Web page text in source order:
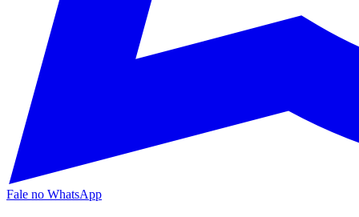
Fale no WhatsApp